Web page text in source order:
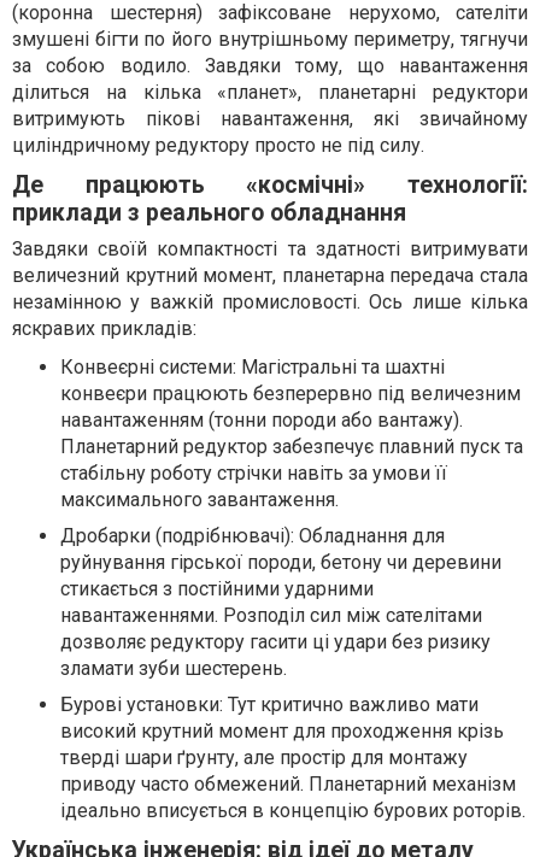
(коронна шестерня) зафіксоване нерухомо, сателіти
змушені бігти по його внутрішньому периметру, тягнучи
за собою водило. Завдяки тому, що навантаження
ділиться на кілька «планет», планетарні редуктори
витримують пікові навантаження, які звичайному
циліндричному редуктору просто не під силу.
Де працюють «космічні» технології:
приклади з реального обладнання
Завдяки своїй компактності та здатності витримувати
величезний крутний момент, планетарна передача стала
незамінною у важкій промисловості. Ось лише кілька
яскравих прикладів:
Конвеєрні системи: Магістральні та шахтні
конвеєри працюють безперервно під величезним
навантаженням (тонни породи або вантажу).
Планетарний редуктор забезпечує плавний пуск та
стабільну роботу стрічки навіть за умови її
максимального завантаження.
Дробарки (подрібнювачі): Обладнання для
руйнування гірської породи, бетону чи деревини
стикається з постійними ударними
навантаженнями. Розподіл сил між сателітами
дозволяє редуктору гасити ці удари без ризику
зламати зуби шестерень.
Бурові установки: Тут критично важливо мати
високий крутний момент для проходження крізь
тверді шари ґрунту, але простір для монтажу
приводу часто обмежений. Планетарний механізм
ідеально вписується в концепцію бурових роторів.
Українська інженерія: від ідеї до металу